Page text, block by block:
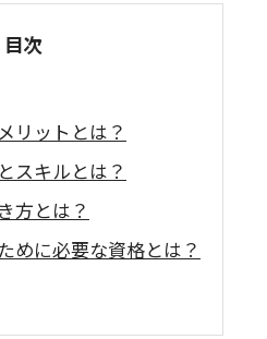
目次
リットとは？
スキルとは？
方とは？
めに必要な資格とは？